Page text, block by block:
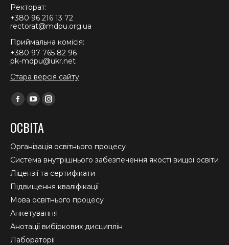
Ректорат:
+380 96 216 13 72
rectorat@mdpu.org.ua
Приймальна комісія:
+380 97 765 82 96
pk-mdpu@ukr.net
Стара версія сайту
Find us on:
Facebook
opens
in
new
window
YouTube
opens
in
new
window
Instagram
in
new
window
ОСВІТА
Організація освітнього процесу
Система внутрішнього забезпечення якості вищої освіти
Ліцензії та сертифікати
Підвищення кваліфікації
Мова освітнього процесу
Анкетування
Анотації вибіркових дисциплін
Лабораторії